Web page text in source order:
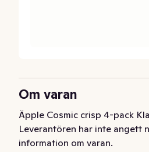
Om varan
Äpple Cosmic crisp 4-pack
Leverantören har inte angett
information om varan.